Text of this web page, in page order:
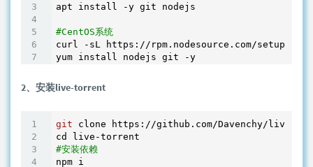
apt install -y git nodejs
#CentOS系统
curl -sL https://rpm.nodesource.com/
2、安装live-torrent
git clone https://github.com/Davenchy/live-
#安装依赖